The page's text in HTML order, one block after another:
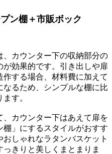
ン棚＋市販ボック
カウンター下の収納部分の
効果的です。引き出しや扉
する場合、材料費に加えて
るため、シンプルな棚に比
す。
カウンター下はあえて扉を
」にするスタイルがおすす
しゃれなラタンバスケット
きりと美しくまとまりま